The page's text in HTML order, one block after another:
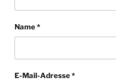
Name*
E-Mail-Adresse*